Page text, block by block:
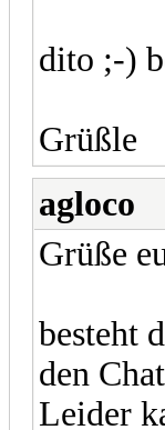
dito ;-)
Grüßle
agloco
Grüße
besteht
den
Leider